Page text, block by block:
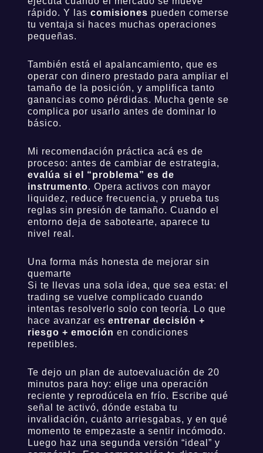
rápido. Y las comisiones pueden comerse
tu ventaja si haces muchas operaciones
pequeñas.
También está el apalancamiento, que es
operar con dinero prestado para ampliar el
tamaño de la posición, y amplifica tanto
ganancias como pérdidas. Mucha gente se
complica por usarlo antes de dominar lo
básico.
Mi recomendación práctica acá es de
proceso: antes de cambiar de estrategia,
evalúa si el “problema” es de
instrumento. Opera activos con mayor
liquidez, reduce frecuencia, y prueba tus
reglas sin presión de tamaño. Cuando el
entorno deja de sabotearte, aparece tu
nivel real.
Una forma más honesta de mejorar sin
quemarte
Si te llevas una sola idea, que sea esta: el
trading se vuelve complicado cuando
intentas resolverlo solo con teoría. Lo que
hace avanzar es entrenar decisión +
riesgo + emoción en condiciones
repetibles.
Te dejo un plan de autoevaluación de 20
minutos para hoy: elige una operación
reciente y reprodúcela en frío. Escribe qué
señal te activó, dónde estaba tu
invalidación, cuánto arriesgabas, y en qué
momento te empezaste a sentir incómodo.
Luego haz una segunda versión “ideal” y
🧠 Newsletter del Smart Trader 📈
El trade de la semana, analizado como smart money
Acceso exclusivo via Telegram